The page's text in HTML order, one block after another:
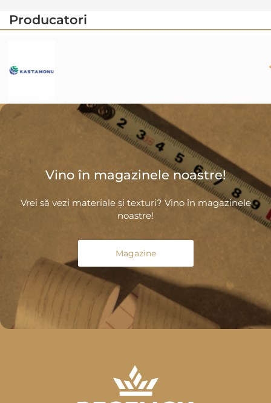
Producatori
Vino în magazinele noastre!
Vrei să vezi materiale și texturi? Vino în magazinele
noastre!
Magazine